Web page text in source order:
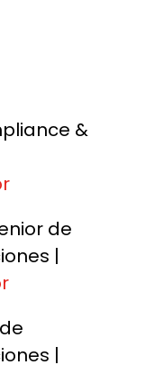
&
de
|
|